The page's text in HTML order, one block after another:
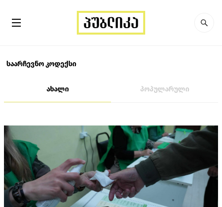
საარჩევნო კოდექსი
ახალი პოპულარული